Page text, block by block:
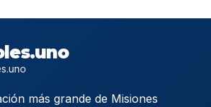
más grande de Misiones